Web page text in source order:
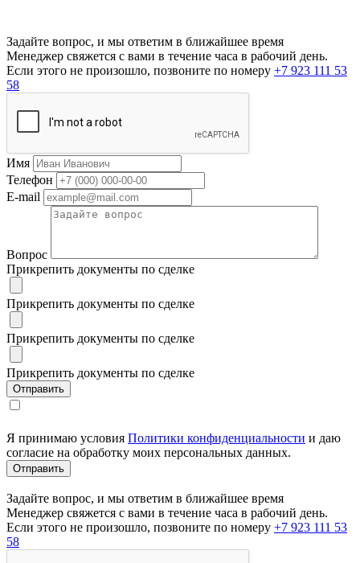
Задайте вопрос, и мы ответим в ближайшее время
Менеджер свяжется с вами в течение часа в рабочий день.
Если этого не произошло, позвоните по номеру +7 923 111 53
58
Имя
Телефон
E-mail
Вопрос
Прикрепить документы по сделке
Прикрепить документы по сделке
Прикрепить документы по сделке
Прикрепить документы по сделке
Я принимаю условия Политики конфиденциальности и даю
согласие на обработку моих персональных данных.
Задайте вопрос, и мы ответим в ближайшее время
Менеджер свяжется с вами в течение часа в рабочий день.
Если этого не произошло, позвоните по номеру +7 923 111 53
58